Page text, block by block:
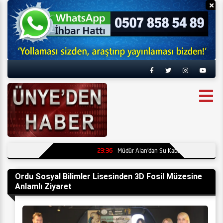
Reklamı Gizle
23:36 Müdür Alan’dan Su Kabağı ve Kültürel
Ordu Sosyal Bilimler Lisesinden 3D Fosil Müzesine
Anlamlı Ziyaret